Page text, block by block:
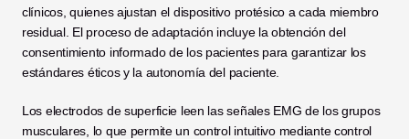
clínicos, quienes ajustan el dispositivo protésico a cada miembro
residual. El proceso de adaptación incluye la obtención del
consentimiento informado de los pacientes para garantizar los
estándares éticos y la autonomía del paciente.
Los electrodos de superficie leen las señales EMG de los grupos
musculares, lo que permite un control intuitivo mediante control